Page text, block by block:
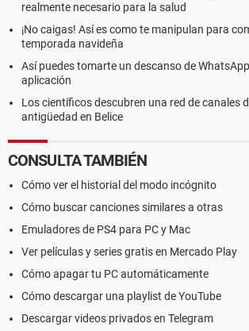
realmente necesario para la salud
¡No caigas! Así es como te manipulan para
temporada navideña
Así puedes tomarte un descanso de
aplicación
Los científicos descubren una red de canales
antigüedad en Belice
CONSULTA TAMBIÉN
Cómo ver el historial del modo incógnito
Cómo buscar canciones similares a otras
Emuladores de PS4 para PC y Mac
Ver películas y series gratis en Mercado Play
Cómo apagar tu PC automáticamente
Cómo descargar una playlist de YouTube
Descargar videos privados en Telegram